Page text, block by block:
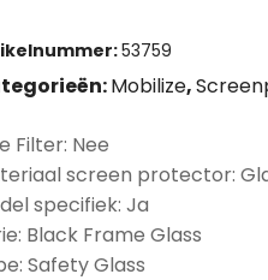
53759
Mobilize,
Filter: Nee
screen protector:
specifiek: Ja
Black Frame Glass
Safety Glass